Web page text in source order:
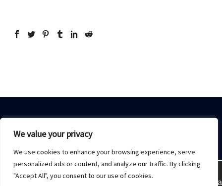
We value your privacy
We use cookies to enhance your browsing experience, serve
personalized ads or content, and analyze our traffic. By clicking
"Accept All", you consent to our use of cookies.
Sobre Nós Acesso restrito Contato
Estamos usando cookies para oferecer a melhor